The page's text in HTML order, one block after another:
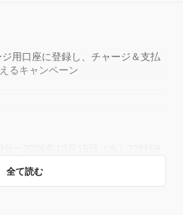
全て読む
用口座に登録し、チャージ＆支払
るキャンペーン